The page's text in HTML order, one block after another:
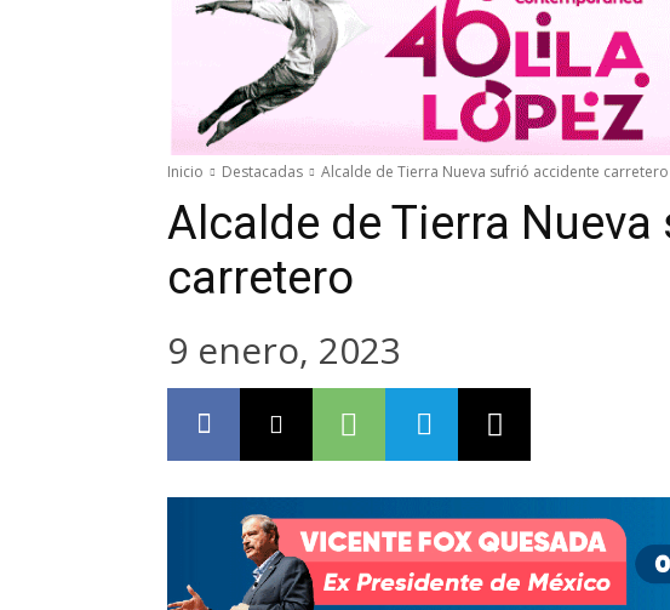
Inicio Destacadas Alcalde de Tierra Nueva sufrió accidente carretero
Alcalde de Tierra
carretero
9 enero, 2023